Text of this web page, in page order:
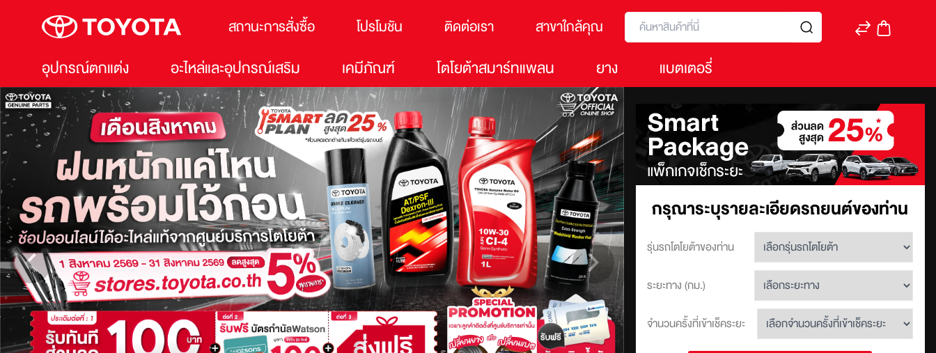
อุปกรณ์ตกแต่ง อะไหล่และอุปกรณ์เสริม เคมีภัณฑ์ โตโยต้าสมาร์ทแพลน ยาง แบตเตอรี่
สถานะการสั่งซื้อ โปรโมชัน ติดต่อเรา สาขาใกล้คุณ ค้นหา
กรุณาระบุรายละเอียดรถยนต์ของท่าน
รุ่นรถโตโยต้าของท่าน
ระยะทาง (กม.)
จำนวนครั้งที่เข้าเช็คระยะ